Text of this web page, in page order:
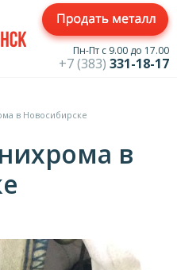
Пн-Пт с 9.00 до 17.00
+7 (383) 331-18-17
в Новосибирске
в